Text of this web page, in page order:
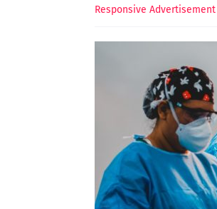
Responsive Advertisement